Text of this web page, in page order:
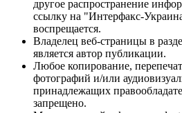
другое распространение
ссылку на "Интерфакс-
воспрещается.
Владелец веб-страницы в
является автор публикации.
Любое копирование,
фотографий и/или
принадлежащих
запрещено.